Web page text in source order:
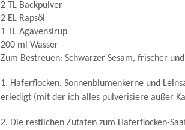
2 TL Backpulver
2 EL Rapsöl
1 TL Agavensirup
200 ml Wasser
Zum Bestreuen: Schwarzer Sesam, frischer
1. Haferflocken, Sonnenblumenkerne und
erledigt (mit der ich alles pulverisiere außer
2. Die restlichen Zutaten zum Haferflocken-